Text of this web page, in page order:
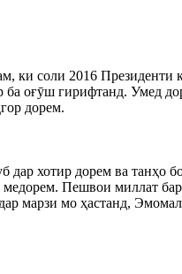
ки соли 2016
ба оғӯш гирифтанд. Умед
дорем.
хотир дорем ва танҳо
Пешвои миллат
марзи мо ҳастанд,